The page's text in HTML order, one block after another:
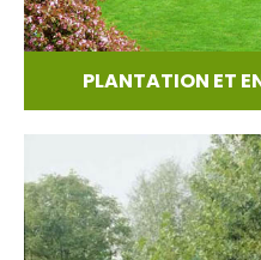
PLANTATION ET